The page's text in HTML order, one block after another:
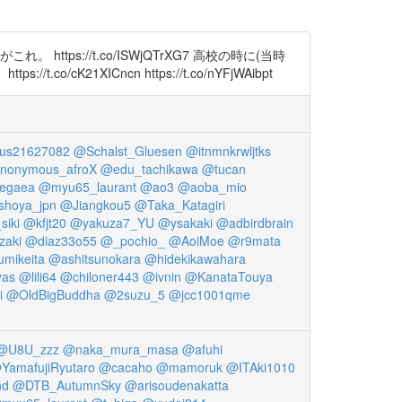
これ。 https://t.co/ISWjQTrXG7 高校の時に(当時
https://t.co/cK21XICncn https://t.co/nYFjWAibpt
@Schalst_Gluesen @itnmnkrwljtks
@edu_tachikawa @tucan
@myu65_laurant @ao3 @aoba_mio
@Jiangkou5 @Taka_Katagiri
@kfjt20 @yakuza7_YU @ysakaki @adbirdbrain
@diaz33o55 @_pochio_ @AoiMoe @r9mata
@ashitsunokara @hidekikawahara
@lili64 @chiloner443 @ivnin @KanataTouya
@OldBigBuddha @2suzu_5 @jcc1001qme
@naka_mura_masa @afuhi
@cacaho @mamoruk @ITAki1010
@DTB_AutumnSky @arisoudenakatta